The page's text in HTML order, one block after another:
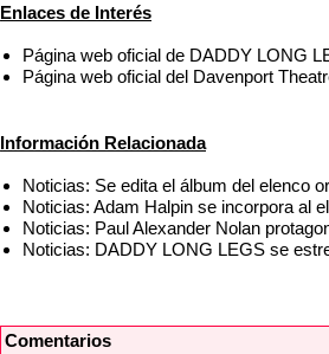
Enlaces de Interés
Página web oficial de DADDY LONG
Página web oficial del Davenport
Información Relacionada
Noticias: Se edita el álbum del elenco
Noticias: Adam Halpin se incorpora al
Noticias: Paul Alexander Nolan
Noticias: DADDY LONG LEGS se
Comentarios